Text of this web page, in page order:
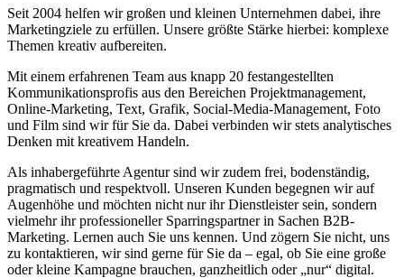
Seit 2004 helfen wir großen und kleinen Unternehmen dabei, ihre
Marketingziele zu erfüllen. Unsere größte Stärke hierbei: komplexe
Themen kreativ aufbereiten.
Mit einem erfahrenen Team aus knapp 20 festangestellten
Kommunikationsprofis aus den Bereichen Projektmanagement,
Online-Marketing, Text, Grafik, Social-Media-Management, Foto
und Film sind wir für Sie da. Dabei verbinden wir stets analytisches
Denken mit kreativem Handeln.
Als inhabergeführte Agentur sind wir zudem frei, bodenständig,
pragmatisch und respektvoll. Unseren Kunden begegnen wir auf
Augenhöhe und möchten nicht nur ihr Dienstleister sein, sondern
vielmehr ihr professioneller Sparringspartner in Sachen B2B-
Marketing. Lernen auch Sie uns kennen. Und zögern Sie nicht, uns
zu kontaktieren, wir sind gerne für Sie da – egal, ob Sie eine große
oder kleine Kampagne brauchen, ganzheitlich oder „nur“ digital.